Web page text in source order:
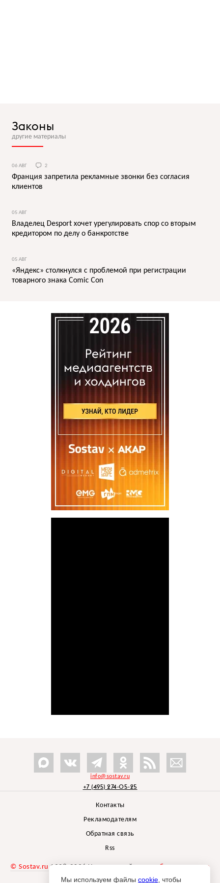
Законы
другие материалы
06 АВГ 2
Франция запретила рекламные звонки без согласия
клиентов
05 АВГ
Владелец Desport хочет урегулировать спор со вторым
кредитором по делу о банкротстве
05 АВГ
«Яндекс» столкнулся с проблемой при регистрации
товарного знака Comic Con
info@sostav.ru
+7 (495) 274-05-25
Контакты
Рекламодателям
Обратная связь
Rss
© Sostav.ru 1998-2026 Независимый проектбрендингового
агентства Depot
Мы используем файлы cookie , чтобы